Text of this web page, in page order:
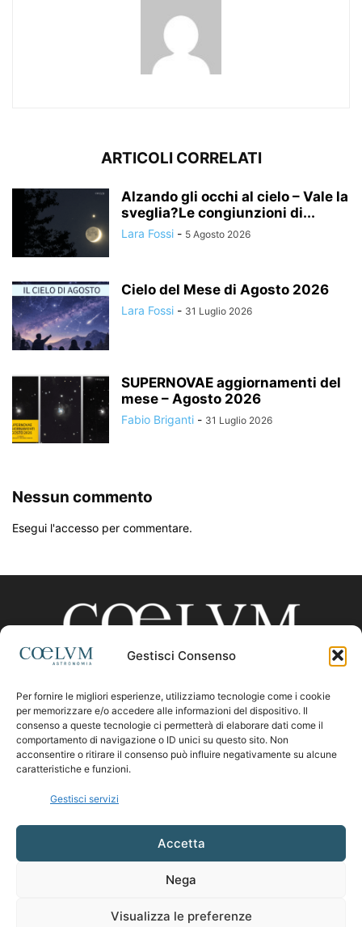
Gestisci Consenso
Per fornire le migliori esperienze, utilizziamo tecnologie come i cookie
per memorizzare e/o accedere alle informazioni del dispositivo. Il
consenso a queste tecnologie ci permetterà di elaborare dati come il
comportamento di navigazione o ID unici su questo sito. Non
acconsentire o ritirare il consenso può influire negativamente su alcune
caratteristiche e funzioni.
Gestisci servizi
Accetta
Nega
Visualizza le preferenze
ARTICOLI CORRELATI
Alzando gli occhi al cielo – Vale la
sveglia?Le congiunzioni di...
Lara Fossi - 5 Agosto 2026
Cielo del Mese di Agosto 2026
Lara Fossi - 31 Luglio 2026
SUPERNOVAE aggiornamenti del
mese – Agosto 2026
Fabio Briganti - 31 Luglio 2026
Nessun commento
Esegui l'accesso per commentare.
CHI SIAMO
Contattaci:coelumastro@coelum.com